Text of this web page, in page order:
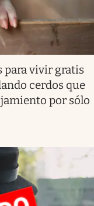
para vivir gratis
cerdos que
por sólo